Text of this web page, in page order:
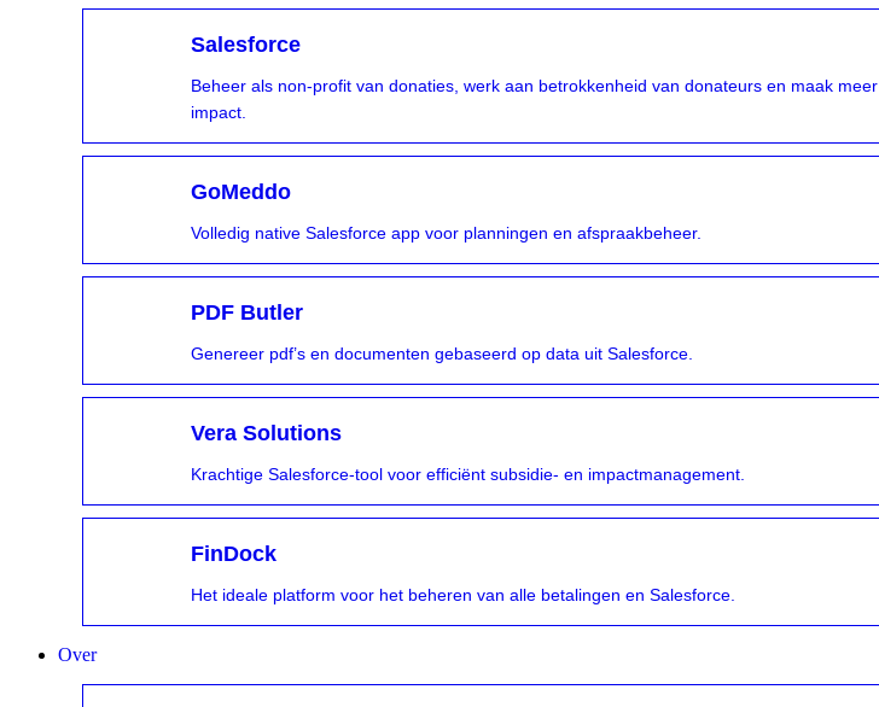
Salesforce
Beheer als non-profit van donaties, werk aan betrokkenheid van donateurs en maak meer
impact.
GoMeddo
Volledig native Salesforce app voor planningen en afspraakbeheer.
PDF Butler
Genereer pdf’s en documenten gebaseerd op data uit Salesforce.
Vera Solutions
Krachtige Salesforce-tool voor efficiënt subsidie- en impactmanagement.
FinDock
Het ideale platform voor het beheren van alle betalingen en Salesforce.
Over